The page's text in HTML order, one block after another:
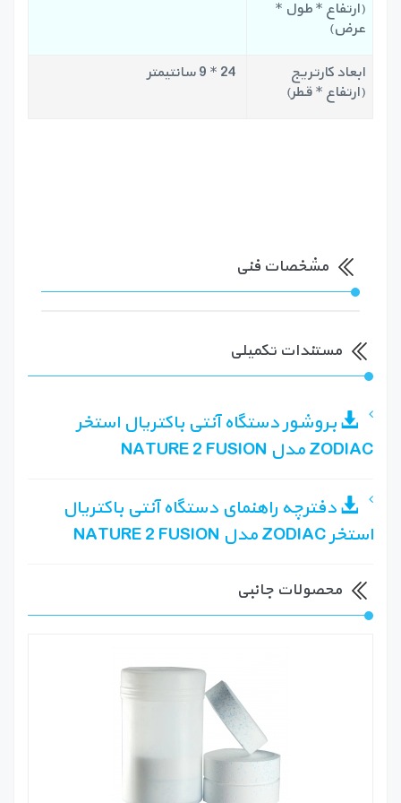
(ارتفاع * طول *
عرض)
ابعاد کارتریج
(ارتفاع * قطر)
مشخصات فنی
مستندات تکمیلی
بروشور دستگاه آنتی باکتریال استخر
ZODIAC مدل NATURE 2 FUSION
دفترچه راهنمای دستگاه آنتی باکتریال
استخر ZODIAC مدل NATURE 2 FUSION
محصولات جانبی